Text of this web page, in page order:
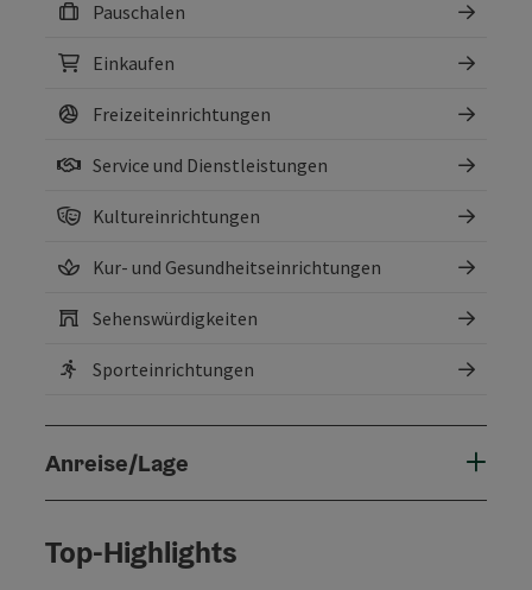
Pauschalen
Einkaufen
Freizeiteinrichtungen
Service und Dienstleistungen
Kultureinrichtungen
Kur- und Gesundheitseinrichtungen
Sehenswürdigkeiten
Sporteinrichtungen
Anreise/Lage
Top-Highlights